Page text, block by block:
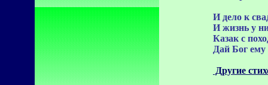
И дело к
И жизнь у
Казак с
Дай Бог
Другие